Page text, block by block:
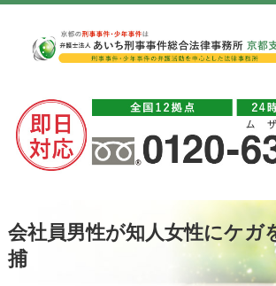
会社員男性が知人女性にケガ
捕